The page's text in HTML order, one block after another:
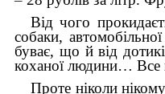
Від чого
собаки,
буває, що й від
коханої людини…
Проте ніколи